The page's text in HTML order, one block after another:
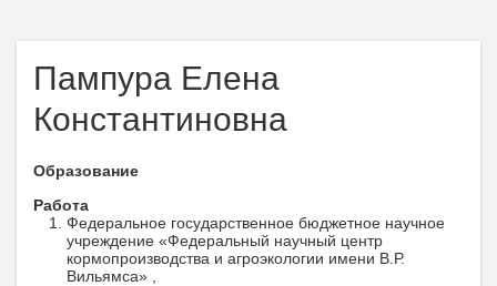
Пампура Елена
Константиновна
Образование
Работа
Федеральное государственное бюджетное научное
учреждение «Федеральный научный центр
кормопроизводства и агроэкологии имени В.Р.
Вильямса» ,